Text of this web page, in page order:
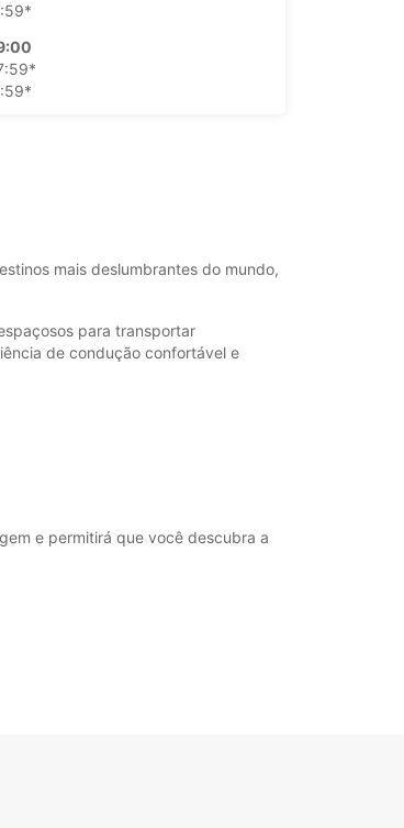
mais deslumbrantes do mundo,
para transportar
de condução confortável e
e permitirá que você descubra a